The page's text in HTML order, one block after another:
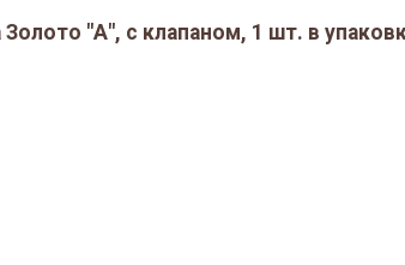
"А", с клапаном, 1 шт. в